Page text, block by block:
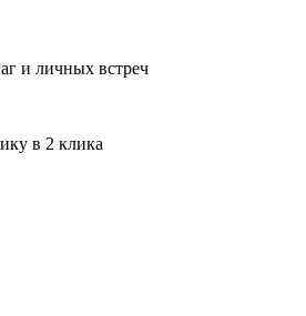
и личных встреч
в 2 клика